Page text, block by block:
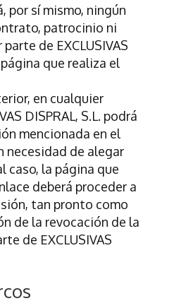
por sí mismo, ningún
patrocinio ni
parte de EXCLUSIVAS
que realiza el
en cualquier
DISPRAL, S.L. podrá
mencionada en el
necesidad de alegar
caso, la página que
deberá proceder a
tan pronto como
de la revocación de la
de EXCLUSIVAS